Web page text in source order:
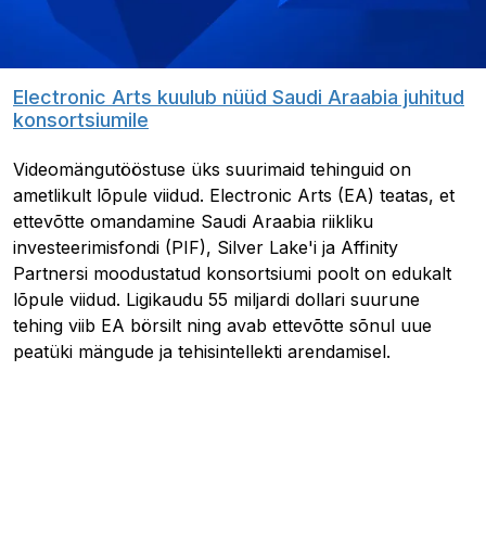
Electronic Arts kuulub nüüd Saudi Araabia juhitud
konsortsiumile
Videomängutööstuse üks suurimaid tehinguid on
ametlikult lõpule viidud. Electronic Arts (EA) teatas, et
ettevõtte omandamine Saudi Araabia riikliku
investeerimisfondi (PIF), Silver Lake'i ja Affinity
Partnersi moodustatud konsortsiumi poolt on edukalt
lõpule viidud. Ligikaudu 55 miljardi dollari suurune
tehing viib EA börsilt ning avab ettevõtte sõnul uue
peatüki mängude ja tehisintellekti arendamisel.